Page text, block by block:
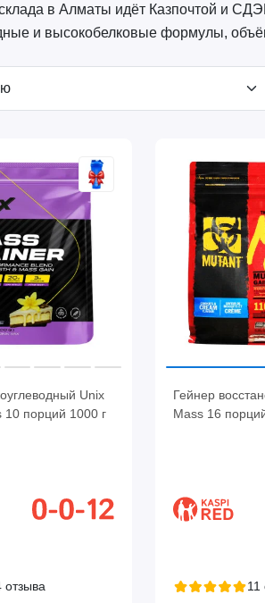
склада в Алматы идёт Казпочтой и
и высокобелковые формулы,
Unix
10 порций 1000 г
отзыва
Гейнер
Mass 16
11